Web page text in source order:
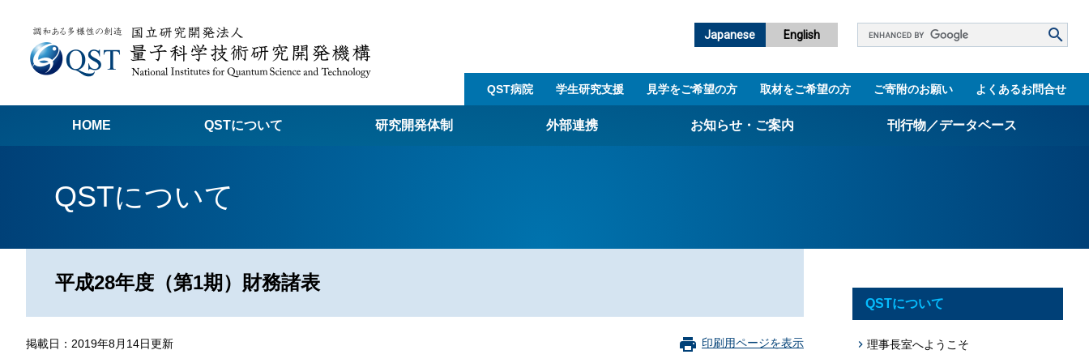
Japanese English
Google
ス
QST病院 学生研究支援​ 見学をご希望の方 取材をご希望の方 ご寄附のお願い よくあるお問合せ
HOME QSTについて 研究開発体制 外部連携 お知らせ・ご案内 刊行物／データベース
技術シーズ集／知財マップ
QSTについて
平成28年度（第1期）財務諸表
掲載日：2019年8月14日更新 印刷用ページを表示
QSTについて
理事長室へようこそ